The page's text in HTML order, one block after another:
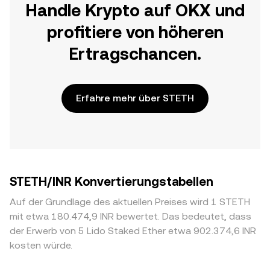
Handle Krypto auf OKX und
profitiere von höheren
Ertragschancen.
Erfahre mehr über STETH
STETH/INR Konvertierungstabellen
Auf der Grundlage des aktuellen Preises wird 1 STETH
mit etwa 180.474,9 INR bewertet. Das bedeutet, dass
der Erwerb von 5 Lido Staked Ether etwa 902.374,6 INR
kosten würde.